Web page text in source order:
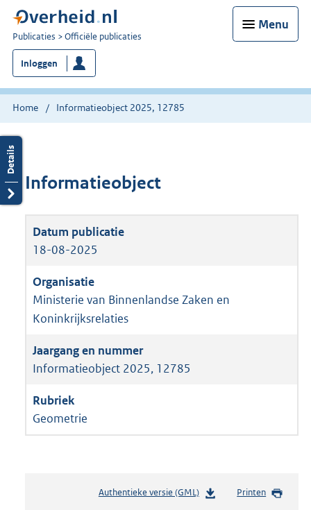
Menu
U
bent
nu
hier:
Publicaties Officiële publicaties
Inloggen
Home Informatieobject 2025, 12785
Informatieobject
18-08-2025
Ministerie van Binnenlandse Zaken en
Koninkrijksrelaties
Informatieobject 2025, 12785
Geometrie
Authentieke versie (GML)b
Printen